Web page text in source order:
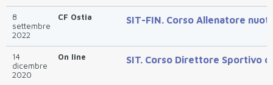
8
settembre
2022
CF Ostia SIT-FIN. Corso Allenatore
14
dicembre
2020
On line SIT. Corso Direttore Sportivo